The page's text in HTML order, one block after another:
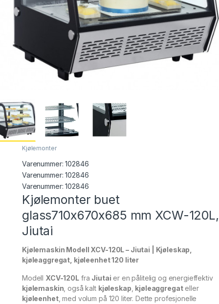
Kjølemonter
Varenummer:102846
Varenummer: 102846
Varenummer:102846
Kjølemonter buet
glass710x670x685 mm XCW-120L,
Jiutai
Kjølemaskin Modell XCV-120L – Jiutai | Kjøleskap,
kjøleaggregat, kjøleenhet 120 liter
Modell XCV-120Lfra Jiutai er en pålitelig og energieffektiv
kjølemaskin, også kalt kjøleskap, kjøleaggregateller
kjøleenhet, med volum på 120 liter. Dette profesjonelle